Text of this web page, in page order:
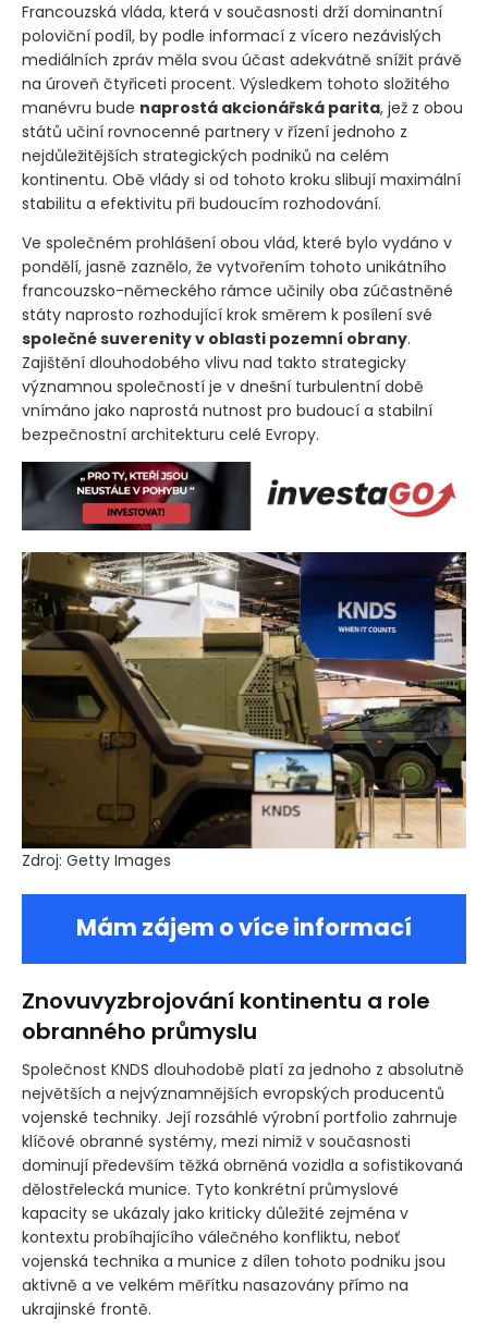
Francouzská vláda, která v současnosti drží dominantní
poloviční podíl, by podle informací z vícero nezávislých
mediálních zpráv měla svou účast adekvátně snížit právě
na úroveň čtyřiceti procent. Výsledkem tohoto složitého
manévru bude naprostá akcionářská parita, jež z obou
států učiní rovnocenné partnery v řízení jednoho z
nejdůležitějších strategických podniků na celém
kontinentu. Obě vlády si od tohoto kroku slibují maximální
stabilitu a efektivitu při budoucím rozhodování.
Ve společném prohlášení obou vlád, které bylo vydáno v
pondělí, jasně zaznělo, že vytvořením tohoto unikátního
francouzsko-německého rámce učinily oba zúčastněné
státy naprosto rozhodující krok směrem k posílení své
společné suverenity v oblasti pozemní obrany.
Zajištění dlouhodobého vlivu nad takto strategicky
významnou společností je v dnešní turbulentní době
vnímáno jako naprostá nutnost pro budoucí a stabilní
bezpečnostní architekturu celé Evropy.
Zdroj: Getty Images
Mám zájem o více informací
Znovuvyzbrojování kontinentu a role
obranného průmyslu
Společnost KNDS dlouhodobě platí za jednoho z absolutně
největších a nejvýznamnějších evropských producentů
vojenské techniky. Její rozsáhlé výrobní portfolio zahrnuje
klíčové obranné systémy, mezi nimiž v současnosti
dominují především těžká obrněná vozidla a sofistikovaná
dělostřelecká munice. Tyto konkrétní průmyslové
kapacity se ukázaly jako kriticky důležité zejména v
kontextu probíhajícího válečného konfliktu, neboť
vojenská technika a munice z dílen tohoto podniku jsou
aktivně a ve velkém měřítku nasazovány přímo na
ukrajinské frontě.